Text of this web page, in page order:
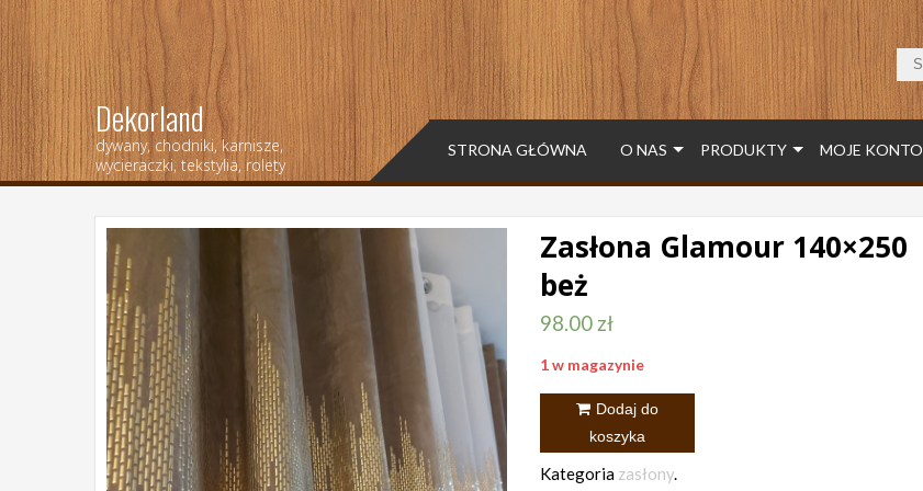
Dekorland
dywany, chodniki, karnisze,
wycieraczki, tekstylia, rolety
STRONA GŁÓWNA O NAS PRODUKTY MOJE KONTO
Zasłona Glamour 140×250
beż
98.00 zł
1 w magazynie
Zasłona
Glamour
Dodaj do
koszyka
Kategoria zasłony.